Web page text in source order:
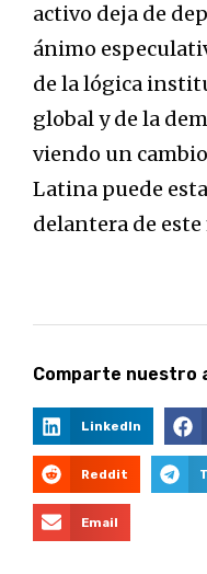
activo deja de
ánimo
de la lógica
global y de la
viendo un
Latina puede
delantera de
Comparte nuestro
LinkedIn
Reddit
Email